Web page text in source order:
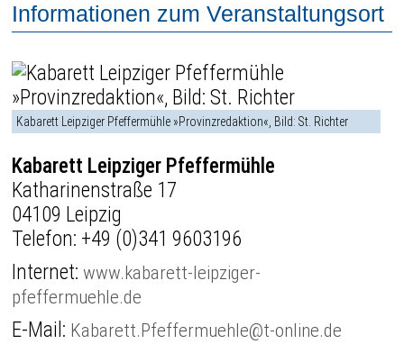
Informationen zum Veranstaltungsort
Kabarett Leipziger Pfeffermühle »Provinzredaktion«, Bild: St. Richter
Kabarett Leipziger Pfeffermühle
Katharinenstraße 17
04109 Leipzig
Telefon: +49 (0)341 9603196
Internet:www.kabarett-leipziger-
pfeffermuehle.de
E-Mail: Kabarett.Pfeffermuehle@t-online.de